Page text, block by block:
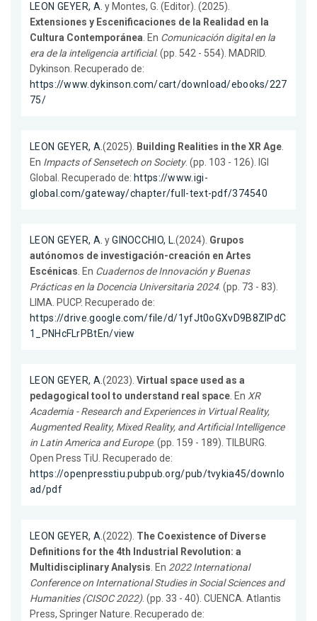
LEON GEYER, A. y Montes, G. (Editor). (2025).
Extensiones y Escenificaciones de la Realidad en la
Cultura Contemporánea. En Comunicación digital en la
era de la inteligencia artificial. (pp. 542 - 554). MADRID.
Dykinson. Recuperado de:
https://www.dykinson.com/cart/download/ebooks/227
75/
LEON GEYER, A.(2025). Building Realities in the XR Age.
En Impacts of Sensetech on Society. (pp. 103 - 126). IGI
Global. Recuperado de: https://www.igi-
global.com/gateway/chapter/full-text-pdf/374540
LEON GEYER, A. yGINOCCHIO, L.(2024). Grupos
autónomos de investigación-creación en Artes
Escénicas. En Cuadernos de Innovación y Buenas
Prácticas en la Docencia Universitaria 2024. (pp. 73 - 83).
LIMA. PUCP. Recuperado de:
https://drive.google.com/file/d/1yfJt0oGXvD9B8ZlPdC
1_PNHcFLrPBtEn/view
LEON GEYER, A.(2023).Virtual space used as a
pedagogical tool to understand real space. En XR
Academia - Research and Experiences in Virtual Reality,
Augmented Reality, Mixed Reality, and Artificial Intelligence
in Latin America and Europe. (pp. 159 - 189). TILBURG.
Open Press TiU. Recuperado de:
https://openpresstiu.pubpub.org/pub/tvykia45/downlo
ad/pdf
LEON GEYER, A.(2022). The Coexistence of Diverse
Definitions for the 4th Industrial Revolution: a
Multidisciplinary Analysis. En 2022 International
Conference on International Studies in Social Sciences and
Humanities (CISOC 2022). (pp. 33 - 40). CUENCA. Atlantis
Press, Springer Nature. Recuperado de: